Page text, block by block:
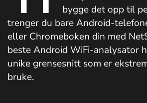
bygge det opp til
trenger du bare Android-
eller Chromeboken din med
beste Android WiFi-analysator
unike grensesnitt som er
bruke.